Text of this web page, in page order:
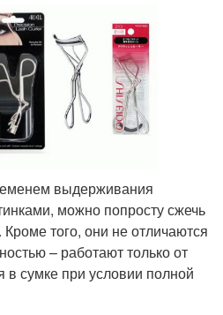
выдерживания
можно попросту сжечь
того, они не отличаются
– работают только от
в сумке при условии полной